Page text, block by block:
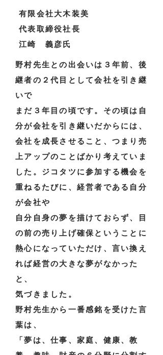
有限会社大木装美
​代表取締役社長
​江崎 義彦氏
​野村先生との出会いは３年前、後
継者の２代目として会社を引き継
いで
まだ３年目の頃です。その頃は自
分が会社を引き継いだからには、
会社を成長させること、つまり売
上アップのことばかり考えていま
した。ジコタツに参加する機会を
重ねるたびに、経営者である自分
が会社や
自分自身の夢を描けておらず、目
の前の売り上げ確保ということに
熱心になっていただけ、言い換え
れば経営の大きな夢がなかった
と、
気づきました。
野村先生から一番感銘を受けた言
葉は、
「夢は、仕事、家庭、健康、教